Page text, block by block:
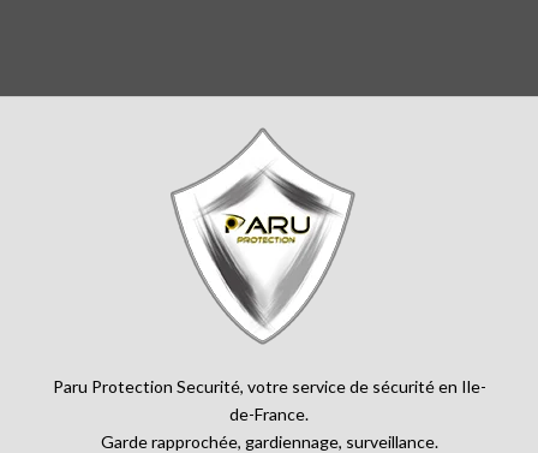
Paru Protection Securité, votre service de sécurité en Ile-
de-France.
Garde rapprochée, gardiennage, surveillance.